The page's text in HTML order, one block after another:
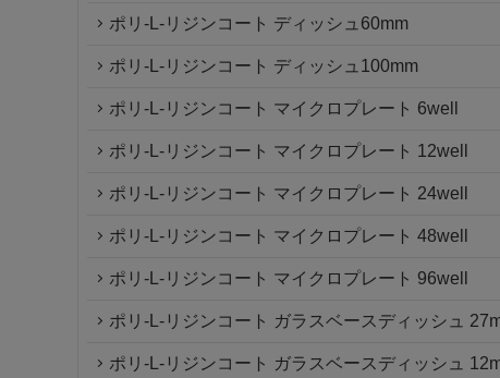
ポリ-L-リジンコート ディッシュ60mm
ポリ-L-リジンコート ディッシュ100mm
ポリ-L-リジンコート マイクロプレート 6well
ポリ-L-リジンコート マイクロプレート 12well
ポリ-L-リジンコート マイクロプレート 24well
ポリ-L-リジンコート マイクロプレート 48well
ポリ-L-リジンコート マイクロプレート 96well
ポリ-L-リジンコート ガラスベースディッシュ
ポリ-L-リジンコート ガラスベースディッシュ